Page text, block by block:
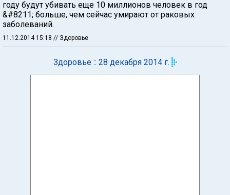
году будут убивать еще 10 миллионов человек в год
&#8211; больше, чем сейчас умирают от раковых
заболеваний.
11.12.2014 15:18 // Здоровье
Здоровье :: 28 декабря 2014 г.